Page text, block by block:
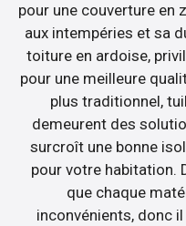
pour une couverture en
aux intempéries et sa
toiture en ardoise,
pour une meilleure
plus traditionnel,
demeurent des
surcroît une bonne
pour votre habitation.
que chaque
inconvénients, donc